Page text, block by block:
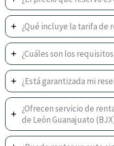
¿Qué incluye la tarifa de
¿Cuáles son los
¿Está garantizada mi
¿Ofrecen servicio de
de León Guanajuato